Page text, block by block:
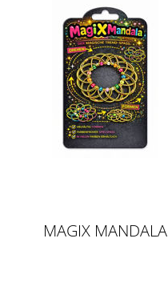
MAGIX MANDALA